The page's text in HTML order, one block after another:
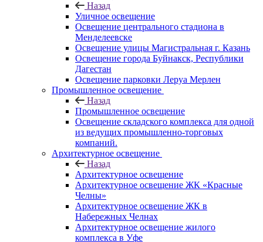
Назад
Уличное освещение
Освещение центрального стадиона в
Менделеевске
Освещение улицы Магистральная г. Казань
Освещение города Буйнакск, Республики
Дагестан
Освещение парковки Леруа Мерлен
Промышленное освещение
Назад
Промышленное освещение
Освещение складского комплекса для одной
из ведущих промышленно-торговых
компаний.
Архитектурное освещение
Назад
Архитектурное освещение
Архитектурное освещение ЖК «Красные
Челны»
Архитектурное освещение ЖК в
Набережных Челнах
Архитектурное освещение жилого
комплекса в Уфе